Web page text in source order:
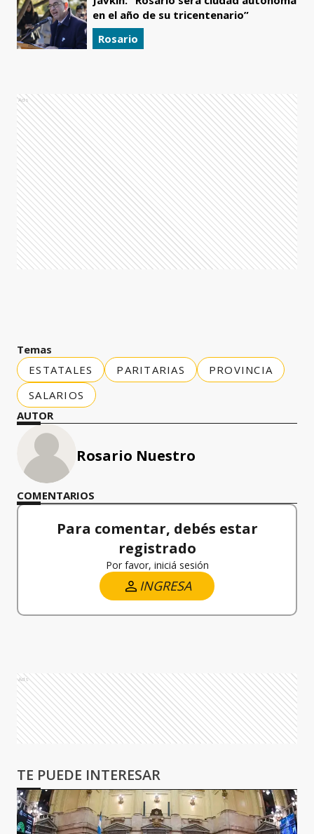
en el año de su tricentenario”
Rosario
Ads
Temas
ESTATALES
PARITARIAS
PROVINCIA
SALARIOS
AUTOR
Rosario Nuestro
COMENTARIOS
Para comentar, debés estar
registrado
Por favor, iniciá sesión
INGRESA
Ads
TE PUEDE INTERESAR